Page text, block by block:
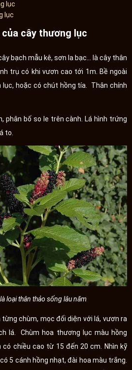
lục
lục
cây thương lục
bạch mẫu kê, sơn la bạc… là cây thân
trụ có khi vươn cao tới 1m. Bề ngoài
lục, hoặc có chút hồng tía. Thân chính
phân bố so le trên cành. Lá hình trứng
to.
loại thân thảo sống lâu năm
chùm, mọc đối diện với lá, vươn ra
lá. Chùm hoa thương lục màu hồng
chiều cao từ 15 đến 20 cm. Nhìn kỹ
5 cánh hồng nhạt, đài hoa màu trắng.